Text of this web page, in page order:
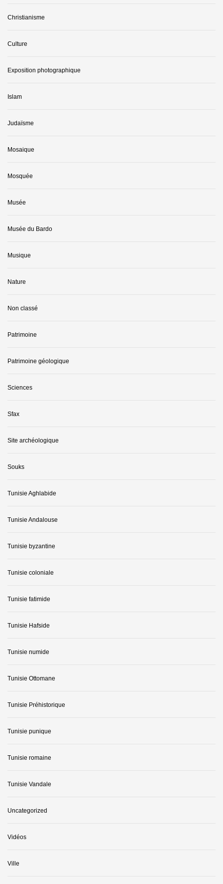
Christianisme
Culture
Exposition photographique
Islam
Judaïsme
Mosaique
Mosquée
Musée
Musée du Bardo
Musique
Nature
Non classé
Patrimoine
Patrimoine géologique
Sciences
Sfax
Site archéologique
Souks
Tunisie Aghlabide
Tunisie Andalouse
Tunisie byzantine
Tunisie coloniale
Tunisie fatimide
Tunisie Hafside
Tunisie numide
Tunisie Ottomane
Tunisie Préhistorique
Tunisie punique
Tunisie romaine
Tunisie Vandale
Uncategorized
Vidéos
Ville